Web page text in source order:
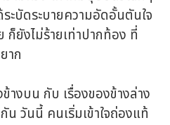
ระบัดระบายความอัดอั้นตันใจ
ก็ยังไม่ร้ายเท่าปากท้อง ที่
าก
างบน กับ เรื่องของข้างล่าง
น วันนี้ คนเริ่มเข้าใจถ่องแท้